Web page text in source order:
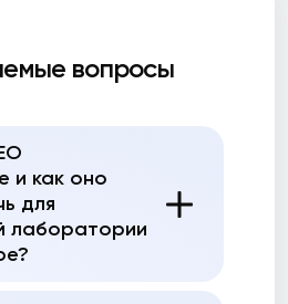
вопросы
и как оно
для
лаборатории